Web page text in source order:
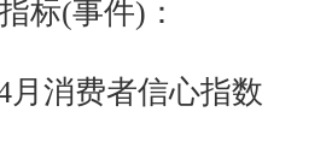
(事件)：
消费者信心指数